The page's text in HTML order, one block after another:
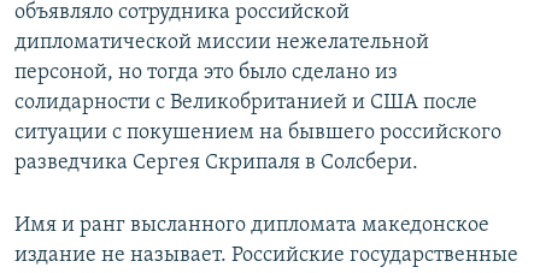
объявляло сотрудника российской
дипломатической миссии нежелательной
персоной, но тогда это было сделано из
солидарности с Великобританией и США после
ситуации с покушением на бывшего российского
разведчика Сергея Скрипаля в Солсбери.
Имя и ранг высланного дипломата македонское
издание не называет. Российские государственные